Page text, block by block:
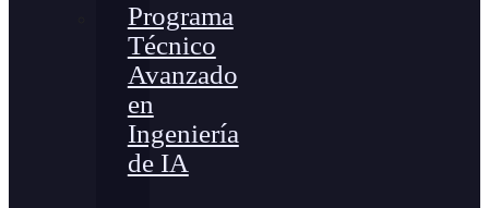
Programa
Técnico
Avanzado
en
Ingeniería
de IA